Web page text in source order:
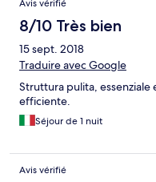
Avis vérifié
8/10 Très bien
15 sept. 2018
Traduire avec Google
Struttura pulita, essenziale
efficiente.
Séjour de 1 nuit
Avis vérifié